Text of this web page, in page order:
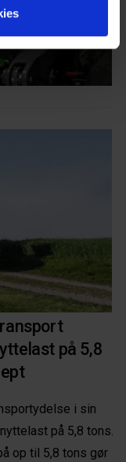
på 5,8
i sin
på 5,8 tons.
op til 5,8 tons gør